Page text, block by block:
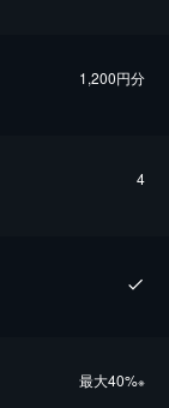
1,200円分
4
最⼤40%※